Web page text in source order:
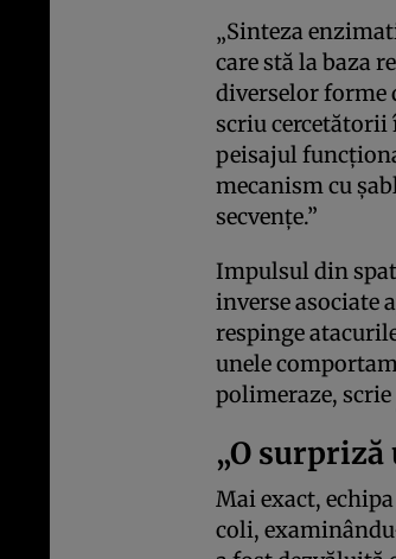
„Sinteza
care stă la baza
diverselor forme
scriu cercetătorii
peisajul
mecanism cu
secvențe.”
Impulsul din
inverse asociate
respinge
unele
polimeraze, scrie
„O surpriză
Mai exact,
coli,